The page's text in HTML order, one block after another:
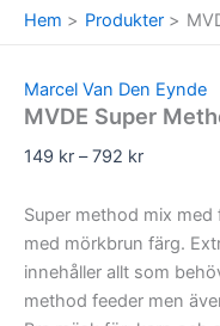
Hem Produkter
Marcel Van Den Eynde
MVDE Super
149 kr – 792 kr
till
792 kr
Super method mix
med mörkbrun färg.
innehåller allt som
method feeder men